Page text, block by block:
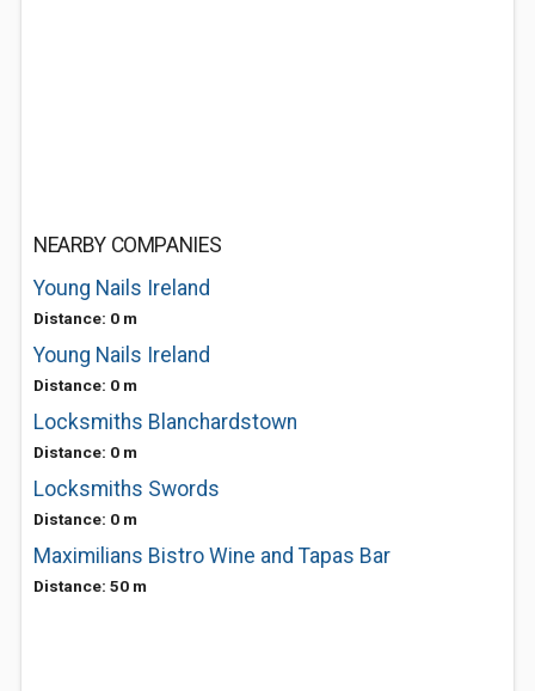
NEARBY COMPANIES
Young Nails Ireland
Distance: 0 m
Young Nails Ireland
Distance: 0 m
Locksmiths Blanchardstown
Distance: 0 m
Locksmiths Swords
Distance: 0 m
Maximilians Bistro Wine and Tapas Bar
Distance: 50 m